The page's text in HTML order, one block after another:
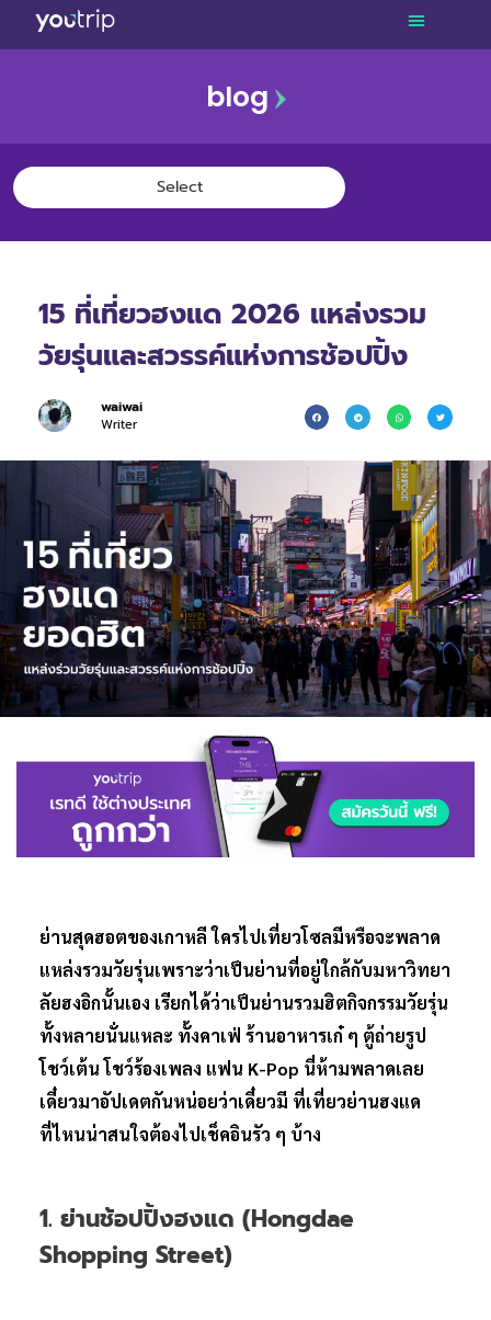
blog
15 ที่เที่ยวฮงแด 2026 แหล่งรวม
วัยรุ่นและสวรรค์แห่งการช้อปปิ้ง
waiwai
Writer
ย่านสุดฮอตของเกาหลี ใครไปเที่ยวโซลมีหรือจะพลาด
แหล่งรวมวัยรุ่นเพราะว่าเป็นย่านที่อยู่ใกล้กับมหาวิทยา
ลัยฮงอิกนั้นเอง เรียกได้ว่าเป็นย่านรวมฮิตกิจกรรมวัยรุ่น
ทั้งหลายนั่นแหละ ทั้งคาเฟ่ ร้านอาหารเก๋ ๆ ตู้ถ่ายรูป
โชว์เต้น โชว์ร้องเพลง แฟน K-Pop นี่ห้ามพลาดเลย
เดี๋ยวมาอัปเดตกันหน่อยว่าเดี๋ยวมี ที่เที่ยวย่านฮงแด
ที่ไหนน่าสนใจต้องไปเช็คอินรัว ๆ บ้าง
1. ย่านช้อปปิ้งฮงแด (Hongdae
Shopping Street)